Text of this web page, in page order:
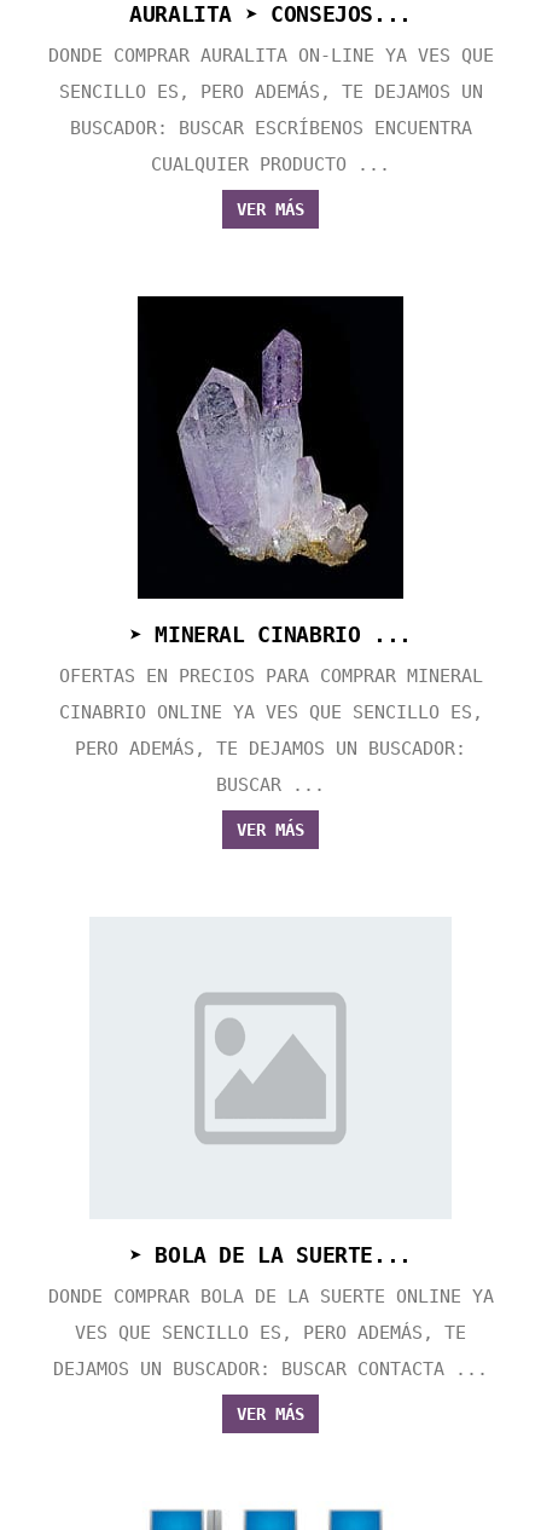
AURALITA ➤ CONSEJOS...
DONDE COMPRAR AURALITA ON-LINE YA VES QUE
SENCILLO ES, PERO ADEMÁS, TE DEJAMOS UN
BUSCADOR: BUSCAR ESCRÍBENOS ENCUENTRA
CUALQUIER PRODUCTO ...
VER MÁS
➤ MINERAL CINABRIO ...
OFERTAS EN PRECIOS PARA COMPRAR MINERAL
CINABRIO ONLINE YA VES QUE SENCILLO ES,
PERO ADEMÁS, TE DEJAMOS UN BUSCADOR:
BUSCAR ...
VER MÁS
➤ BOLA DE LA SUERTE...
DONDE COMPRAR BOLA DE LA SUERTE ONLINE YA
VES QUE SENCILLO ES, PERO ADEMÁS, TE
DEJAMOS UN BUSCADOR: BUSCAR CONTACTA ...
VER MÁS